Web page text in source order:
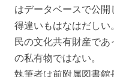
はデータベースで公
得違いもはなはだし
民の文化共有財産で
の私有物ではない。
執筆者は前附属図書